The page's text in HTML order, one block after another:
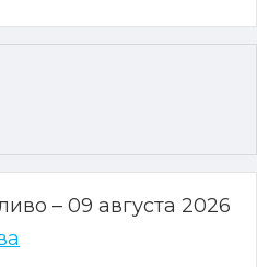
– 09 августа 2026